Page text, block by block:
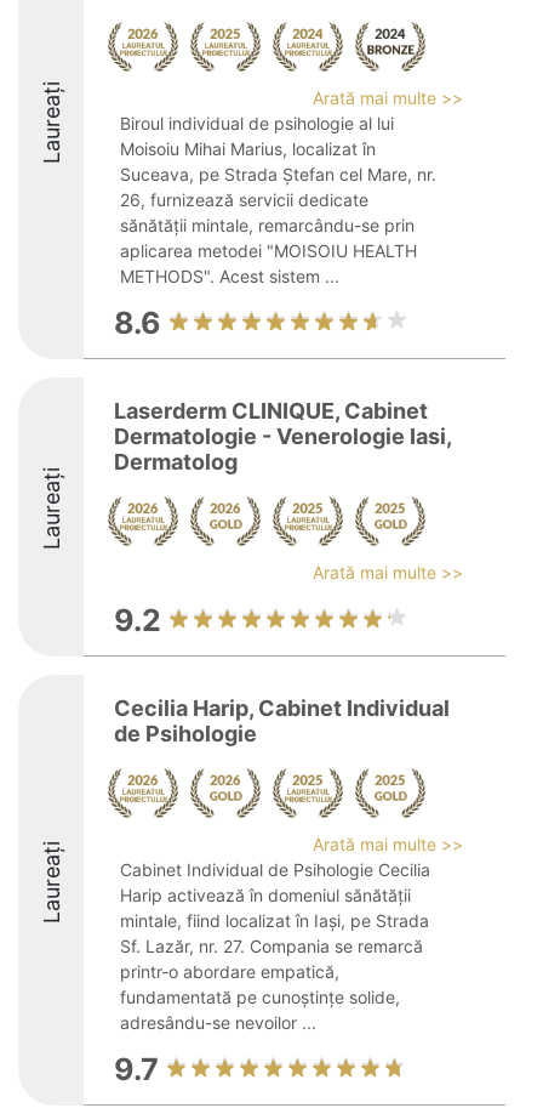
Laureați
Arată mai multe >>
Biroul individual de psihologie al lui
Moisoiu Mihai Marius, localizat în
Suceava, pe Strada Ștefan cel Mare, nr.
26, furnizează servicii dedicate
sănătății mintale, remarcându-se prin
aplicarea metodei "MOISOIU HEALTH
METHODS". Acest sistem ...
8.6
Laureați
Laserderm CLINIQUE, Cabinet
Dermatologie - Venerologie Iasi,
Dermatolog
Arată mai multe >>
9.2
Laureați
Cecilia Harip, Cabinet Individual
de Psihologie
Arată mai multe >>
Cabinet Individual de Psihologie Cecilia
Harip activează în domeniul sănătății
mintale, fiind localizat în Iași, pe Strada
Sf. Lazăr, nr. 27. Compania se remarcă
printr-o abordare empatică,
fundamentată pe cunoștințe solide,
adresându-se nevoilor ...
9.7